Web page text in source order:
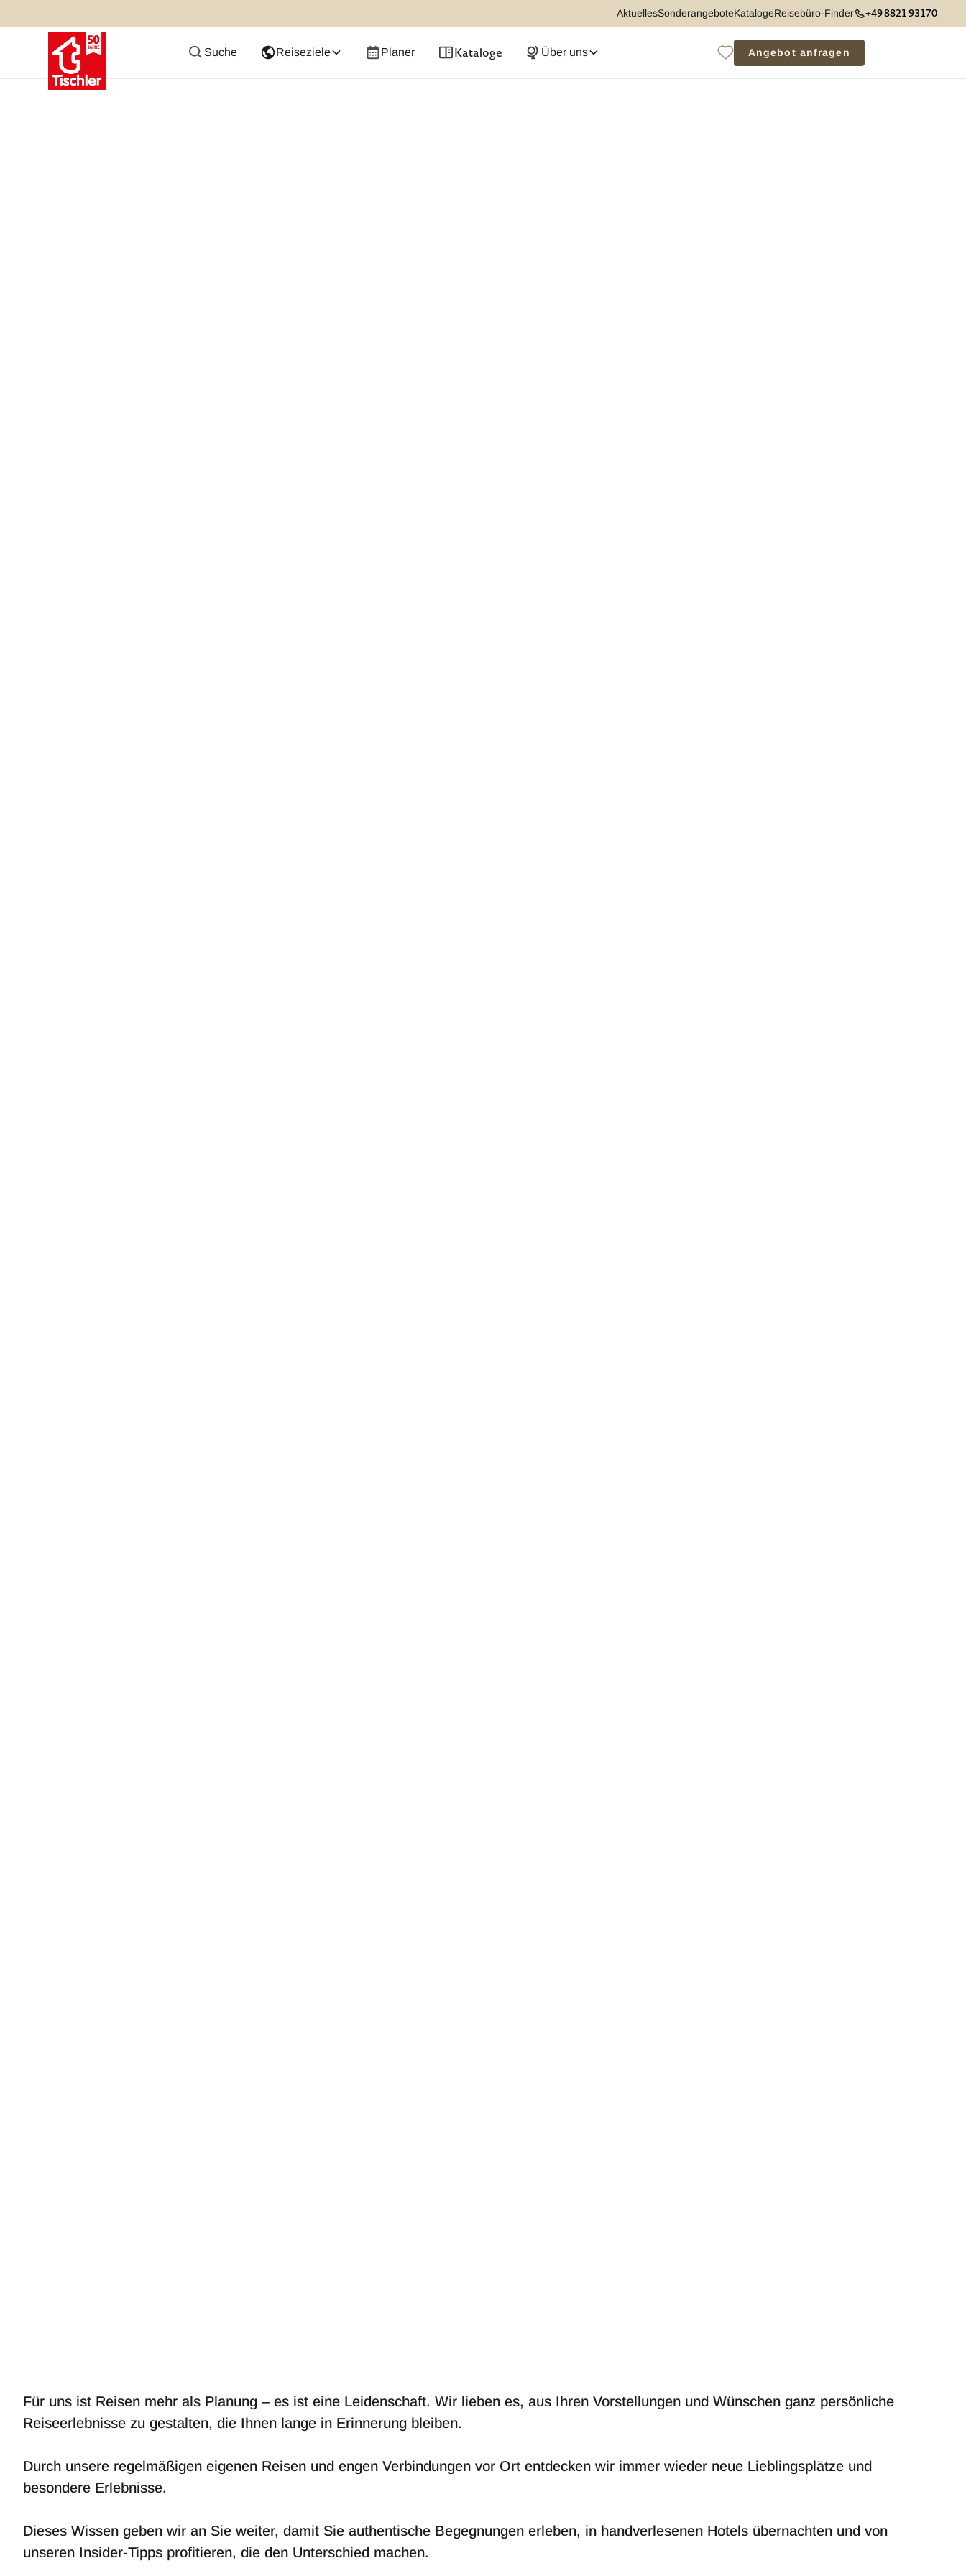
AktuellesSonderangeboteKatalogeReisebüro-Finder +49 8821 93170
Suche Reiseziele Planer Kataloge Über uns Angebot anfragen
Für uns ist Reisen mehr als Planung – es ist eine Leidenschaft. Wir lieben es, aus Ihren Vorstellungen und Wünschen ganz persönliche
Reiseerlebnisse zu gestalten, die Ihnen lange in Erinnerung bleiben.
Durch unsere regelmäßigen eigenen Reisen und engen Verbindungen vor Ort entdecken wir immer wieder neue Lieblingsplätze und
besondere Erlebnisse.
Dieses Wissen geben wir an Sie weiter, damit Sie authentische Begegnungen erleben, in handverlesenen Hotels übernachten und von
unseren Insider-Tipps profitieren, die den Unterschied machen.